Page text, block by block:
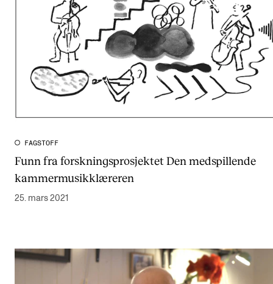
FAGSTOFF
Funn fra forskningsprosjektet Den medspillende
kammermusikklæreren
25. mars 2021